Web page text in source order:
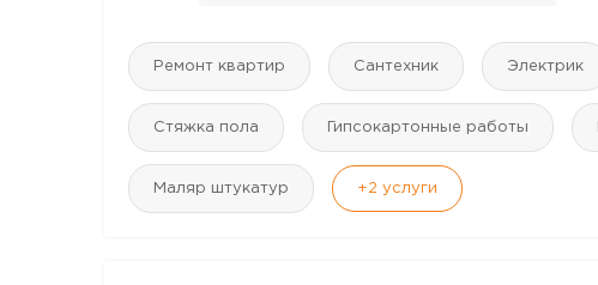
Ремонт квартир Сантехник Электрик
Стяжка пола Гипсокартонные работы
Маляр штукатур +2 услуги